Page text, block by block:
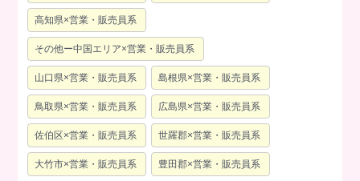
高知県×営業・販売員系
その他ー中国エリア×営業・販売員系
山口県×営業・販売員系 島根県×営業・販売員系
鳥取県×営業・販売員系 広島県×営業・販売員系
佐伯区×営業・販売員系 世羅郡×営業・販売員系
大竹市×営業・販売員系 豊田郡×営業・販売員系